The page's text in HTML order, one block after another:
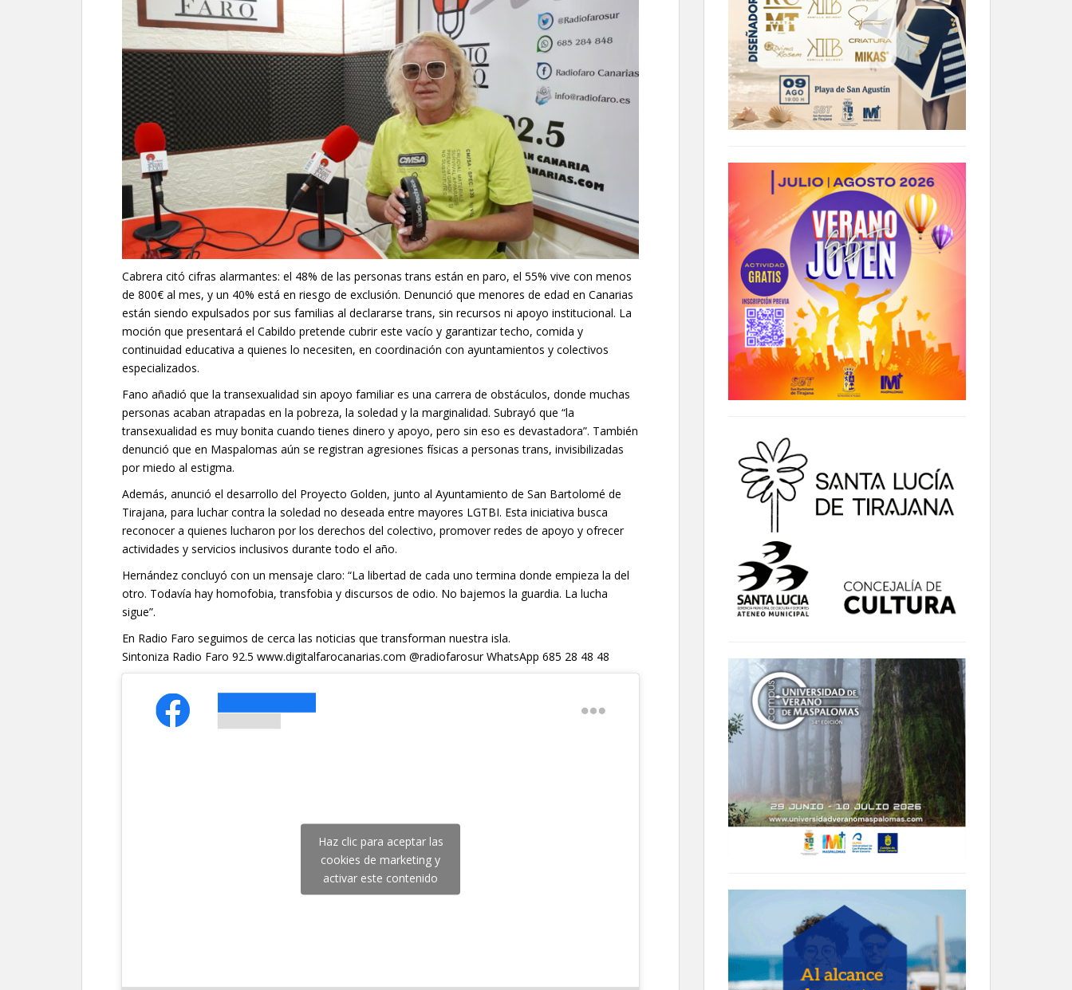
Cabrera citó cifras alarmantes: el 48% de las personas trans están en paro, el 55% vive con menos
de 800€ al mes, y un 40% está en riesgo de exclusión. Denunció que menores de edad en Canarias
están siendo expulsados por sus familias al declararse trans, sin recursos ni apoyo institucional. La
moción que presentará el Cabildo pretende cubrir este vacío y garantizar techo, comida y
continuidad educativa a quienes lo necesiten, en coordinación con ayuntamientos y colectivos
especializados.
Fano añadió que la transexualidad sin apoyo familiar es una carrera de obstáculos, donde muchas
personas acaban atrapadas en la pobreza, la soledad y la marginalidad. Subrayó que “la
transexualidad es muy bonita cuando tienes dinero y apoyo, pero sin eso es devastadora”. También
denunció que en Maspalomas aún se registran agresiones físicas a personas trans, invisibilizadas
por miedo al estigma.
Además, anunció el desarrollo del Proyecto Golden, junto al Ayuntamiento de San Bartolomé de
Tirajana, para luchar contra la soledad no deseada entre mayores LGTBI. Esta iniciativa busca
reconocer a quienes lucharon por los derechos del colectivo, promover redes de apoyo y ofrecer
actividades y servicios inclusivos durante todo el año.
Hernández concluyó con un mensaje claro: “La libertad de cada uno termina donde empieza la del
otro. Todavía hay homofobia, transfobia y discursos de odio. No bajemos la guardia. La lucha
sigue”.
En Radio Faro seguimos de cerca las noticias que transforman nuestra isla.
Sintoniza Radio Faro 92.5 www.digitalfarocanarias.com @radiofarosur WhatsApp 685 28 48 48
Haz clic para aceptar las
cookies de marketing y
activar este contenido